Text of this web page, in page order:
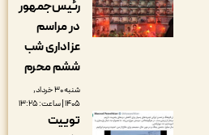
رئیس‌جمهور
در مراسم
عزاداری شب
ششم محرم
شنبه ۳۰ خرداد,
توییت